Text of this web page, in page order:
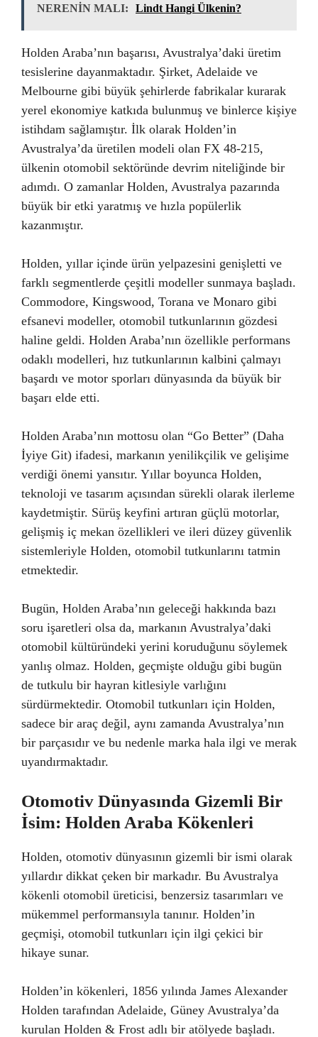
NERENİN MALI: Lindt Hangi Ülkenin?
Holden Araba’nın başarısı, Avustralya’daki üretim
tesislerine dayanmaktadır. Şirket, Adelaide ve
Melbourne gibi büyük şehirlerde fabrikalar kurarak
yerel ekonomiye katkıda bulunmuş ve binlerce kişiye
istihdam sağlamıştır. İlk olarak Holden’in
Avustralya’da üretilen modeli olan FX 48-215,
ülkenin otomobil sektöründe devrim niteliğinde bir
adımdı. O zamanlar Holden, Avustralya pazarında
büyük bir etki yaratmış ve hızla popülerlik
kazanmıştır.
Holden, yıllar içinde ürün yelpazesini genişletti ve
farklı segmentlerde çeşitli modeller sunmaya başladı.
Commodore, Kingswood, Torana ve Monaro gibi
efsanevi modeller, otomobil tutkunlarının gözdesi
haline geldi. Holden Araba’nın özellikle performans
odaklı modelleri, hız tutkunlarının kalbini çalmayı
başardı ve motor sporları dünyasında da büyük bir
başarı elde etti.
Holden Araba’nın mottosu olan “Go Better” (Daha
İyiye Git) ifadesi, markanın yenilikçilik ve gelişime
verdiği önemi yansıtır. Yıllar boyunca Holden,
teknoloji ve tasarım açısından sürekli olarak ilerleme
kaydetmiştir. Sürüş keyfini artıran güçlü motorlar,
gelişmiş iç mekan özellikleri ve ileri düzey güvenlik
sistemleriyle Holden, otomobil tutkunlarını tatmin
etmektedir.
Bugün, Holden Araba’nın geleceği hakkında bazı
soru işaretleri olsa da, markanın Avustralya’daki
otomobil kültüründeki yerini koruduğunu söylemek
yanlış olmaz. Holden, geçmişte olduğu gibi bugün
de tutkulu bir hayran kitlesiyle varlığını
sürdürmektedir. Otomobil tutkunları için Holden,
sadece bir araç değil, aynı zamanda Avustralya’nın
bir parçasıdır ve bu nedenle marka hala ilgi ve merak
uyandırmaktadır.
Otomotiv Dünyasında Gizemli Bir
İsim: Holden Araba Kökenleri
Holden, otomotiv dünyasının gizemli bir ismi olarak
yıllardır dikkat çeken bir markadır. Bu Avustralya
kökenli otomobil üreticisi, benzersiz tasarımları ve
mükemmel performansıyla tanınır. Holden’in
geçmişi, otomobil tutkunları için ilgi çekici bir
hikaye sunar.
Holden’in kökenleri, 1856 yılında James Alexander
Holden tarafından Adelaide, Güney Avustralya’da
kurulan Holden & Frost adlı bir atölyede başladı.